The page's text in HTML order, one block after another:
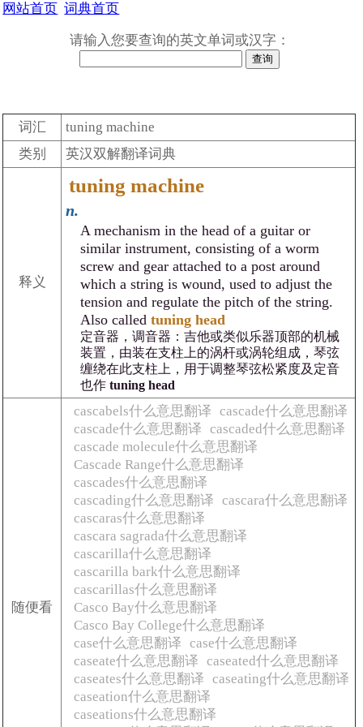
网站首页 词典首页
请输入您要查询的英文单词或汉字：
词汇
tuning machine
类别
英汉双解翻译词典
释义
tuning machine
n.
A mechanism in the head of a guitar or
similar instrument, consisting of a worm
screw and gear attached to a post around
which a string is wound, used to adjust the
tension and regulate the pitch of the string.
Also called tuning head
定音器，调音器：吉他或类似乐器顶部的机械
装置，由装在支柱上的涡杆或涡轮组成，琴弦
缠绕在此支柱上，用于调整琴弦松紧度及定音
也作 tuning head
随便看
cascabels什么意思翻译 cascade什么意思翻译
cascade什么意思翻译 cascaded什么意思翻译
cascade molecule什么意思翻译
Cascade Range什么意思翻译
cascades什么意思翻译
cascading什么意思翻译 cascara什么意思翻译
cascaras什么意思翻译
cascara sagrada什么意思翻译
cascarilla什么意思翻译
cascarilla bark什么意思翻译
cascarillas什么意思翻译
Casco Bay什么意思翻译
Casco Bay College什么意思翻译
case什么意思翻译 case什么意思翻译
caseate什么意思翻译 caseated什么意思翻译
caseates什么意思翻译 caseating什么意思翻译
caseation什么意思翻译
caseations什么意思翻译